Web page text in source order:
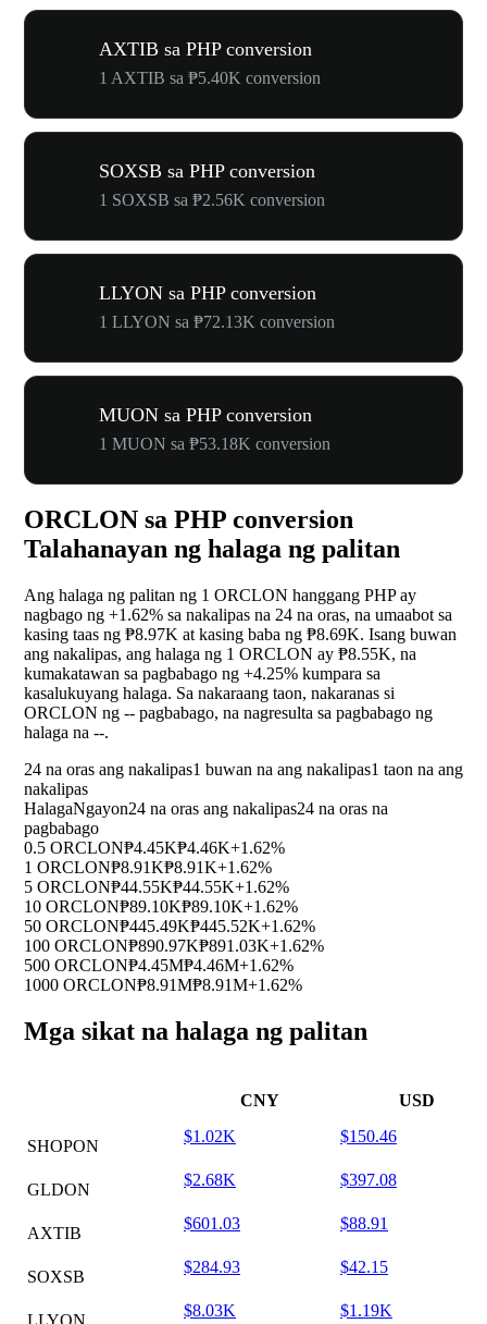
AXTIB sa PHP conversion
1 AXTIB sa ₱5.40K conversion
SOXSB sa PHP conversion
1 SOXSB sa ₱2.56K conversion
LLYON sa PHP conversion
1 LLYON sa ₱72.13K conversion
MUON sa PHP conversion
1 MUON sa ₱53.18K conversion
ORCLON sa PHP conversion
Talahanayan ng halaga ng palitan
Ang halaga ng palitan ng 1 ORCLON hanggang PHP ay
nagbago ng +1.62% sa nakalipas na 24 na oras, na umaabot sa
kasing taas ng ₱8.97K at kasing baba ng ₱8.69K. Isang buwan
ang nakalipas, ang halaga ng 1 ORCLON ay ₱8.55K, na
kumakatawan sa pagbabago ng +4.25% kumpara sa
kasalukuyang halaga. Sa nakaraang taon, nakaranas si
ORCLON ng -- pagbabago, na nagresulta sa pagbabago ng
halaga na --.
24 na oras ang nakalipas1 buwan na ang nakalipas1 taon na ang
nakalipas
HalagaNgayon24 na oras ang nakalipas24 na oras na
pagbabago
0.5 ORCLON₱4.45K₱4.46K+1.62%
1 ORCLON₱8.91K₱8.91K+1.62%
5 ORCLON₱44.55K₱44.55K+1.62%
10 ORCLON₱89.10K₱89.10K+1.62%
50 ORCLON₱445.49K₱445.52K+1.62%
100 ORCLON₱890.97K₱891.03K+1.62%
500 ORCLON₱4.45M₱4.46M+1.62%
1000 ORCLON₱8.91M₱8.91M+1.62%
Mga sikat na halaga ng palitan
CNY USD
SHOPON
$1.02K $150.46
GLDON
$2.68K $397.08
AXTIB
$601.03 $88.91
SOXSB
$284.93 $42.15
$8.03K $1.19K